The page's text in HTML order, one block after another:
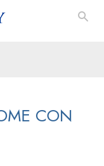
CON